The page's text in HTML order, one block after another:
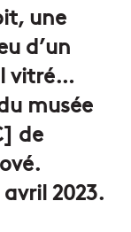
une
d’un
vitré…
musée
de
2023.